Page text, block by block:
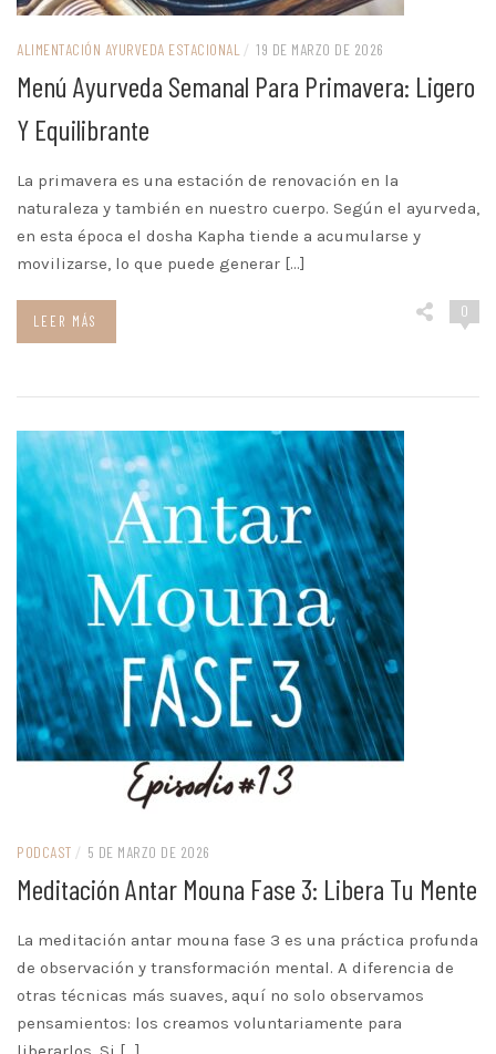
ALIMENTACIÓN AYURVEDA ESTACIONAL / 19 DE MARZO DE 2026
Menú Ayurveda Semanal Para Primavera: Ligero
Y Equilibrante
La primavera es una estación de renovación en la
naturaleza y también en nuestro cuerpo. Según el ayurveda,
en esta época el dosha Kapha tiende a acumularse y
movilizarse, lo que puede generar […]
0
LEER MÁS
PODCAST / 5 DE MARZO DE 2026
Meditación Antar Mouna Fase 3: Libera Tu Mente
La meditación antar mouna fase 3 es una práctica profunda
de observación y transformación mental. A diferencia de
otras técnicas más suaves, aquí no solo observamos
pensamientos: los creamos voluntariamente para